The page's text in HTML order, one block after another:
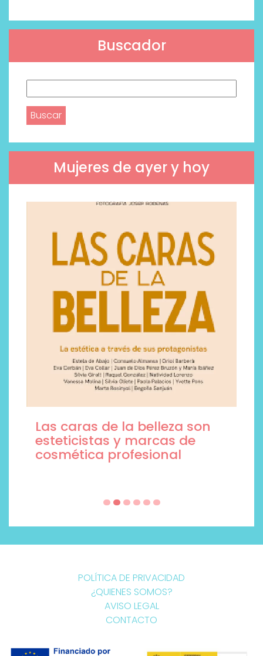
Buscador
Mujeres de ayer y hoy
Las caras de la belleza son
esteticistas y marcas de
cosmética profesional
POLÍTICA DE PRIVACIDAD
¿QUIENES SOMOS?
AVISO LEGAL
CONTACTO